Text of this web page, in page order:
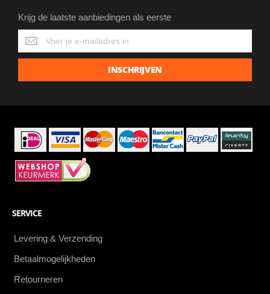
Krijg de laatste aanbiedingen als eerste
Krijg
de
laatste
INSCHRIJVEN
SERVICE
Levering & Verzending
Betaalmogelijkheden
Retourneren